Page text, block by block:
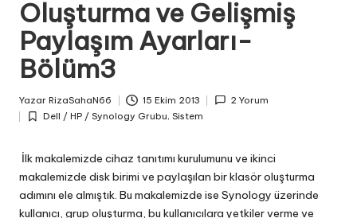
N
Oluşturma ve Gelişmiş
Paylaşım Ayarları-
Bölüm3
by
Yazar RizaSahaN66 15 Ekim 2013 2 Yorum
Posted
Dell / HP / Synology Grubu, Sistem
İlk makalemizde cihaz tanıtımı kurulumunu ve ikinci
makalemizde disk birimi ve paylaşılan bir klasör oluşturma
adımını ele almıştık. Bu makalemizde ise Synology üzerinde
kullanıcı, grup oluşturma, bu kullanıcılara yetkiler verme ve